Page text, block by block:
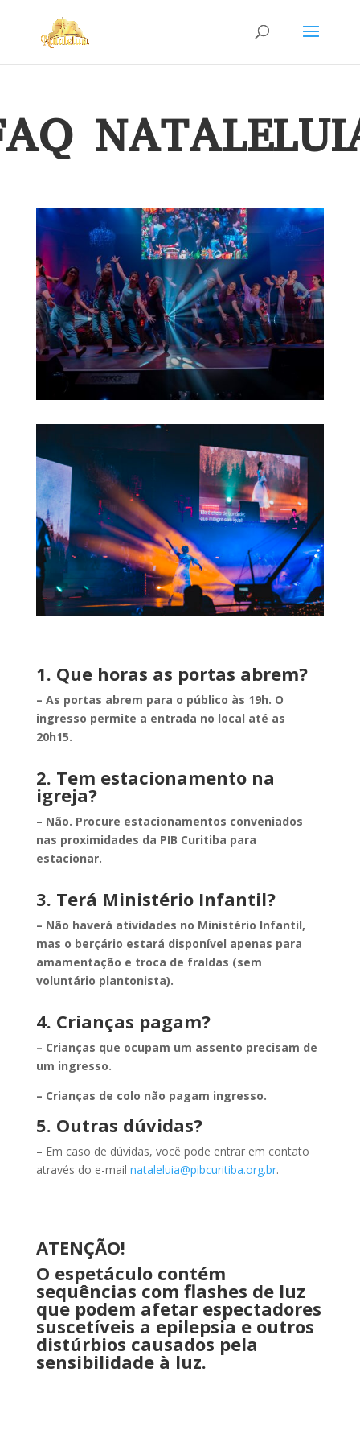
1. Que horas as portas abrem?
– As portas abrem para o público às 19h. O
ingresso permite a entrada no local até as
20h15.
2. Tem estacionamento na
igreja?
– Não. Procure estacionamentos conveniados
nas proximidades da PIB Curitiba para
estacionar.
3. Terá Ministério Infantil?
– Não haverá atividades no Ministério Infantil,
mas o berçário estará disponível apenas para
amamentação e troca de fraldas (sem
voluntário plantonista).
4. Crianças pagam?
– Crianças que ocupam um assento precisam de
um ingresso.
– Crianças de colo não pagam ingresso.
5. Outras dúvidas?
– Em caso de dúvidas, você pode entrar em contato
através do e-mail nataleluia@pibcuritiba.org.br.
ATENÇÃO!
O espetáculo contém
sequências com flashes de luz
que podem afetar espectadores
suscetíveis a epilepsia e outros
distúrbios causados pela
sensibilidade à luz.